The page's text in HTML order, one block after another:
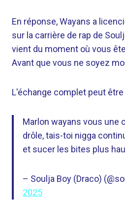
En réponse, Wayans a
sur la carrière de rap de
vient du moment où vous
Avant que vous ne soyez
L'échange complet peut
Marlon wayans vous une
drôle, tais-toi nigga
et sucer les bites plus
– Soulja Boy (Draco)
2025